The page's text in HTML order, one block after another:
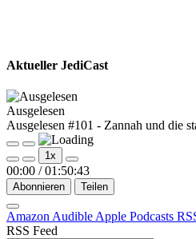
Aktueller JediCast
Ausgelesen
Ausgelesen #101 - Zannah und die
Play
Episode
Pause
Episode
1x
00:00 / 01:50:43
Abonnieren Teilen
AmazonAudibleApple Podcasts
RSS Feed